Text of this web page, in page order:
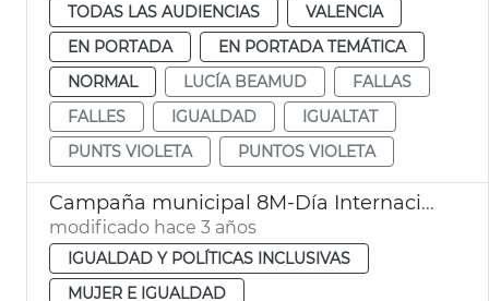
TODAS LAS AUDIENCIAS
VALENCIA
EN PORTADA
EN PORTADA TEMÁTICA
NORMAL
LUCÍA BEAMUD
FALLAS
FALLES
IGUALDAD
IGUALTAT
PUNTS VIOLETA
PUNTOS VIOLETA
Campaña municipal 8M-Día Internacional de las Mujeres
modificado hace 3 años
IGUALDAD Y POLÍTICAS INCLUSIVAS
MUJER E IGUALDAD